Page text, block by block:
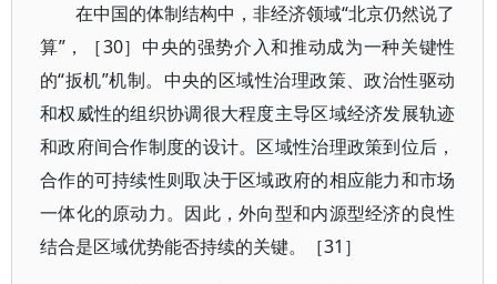
在中国的体制结构中，非经济领域“北京仍然说了
算”，［30］中央的强势介入和推动成为一种关键性
的“扳机”机制。中央的区域性治理政策、政治性驱动
和权威性的组织协调很大程度主导区域经济发展轨迹
和政府间合作制度的设计。区域性治理政策到位后，
合作的可持续性则取决于区域政府的相应能力和市场
一体化的原动力。因此，外向型和内源型经济的良性
结合是区域优势能否持续的关键。［31］